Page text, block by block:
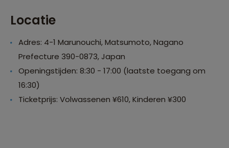
Locatie
Adres: 4-1 Marunouchi, Matsumoto, Nagano
Prefecture 390-0873, Japan
Openingstijden: 8:30 - 17:00 (laatste toegang om
16:30)
Ticketprijs: Volwassenen ¥610, Kinderen ¥300